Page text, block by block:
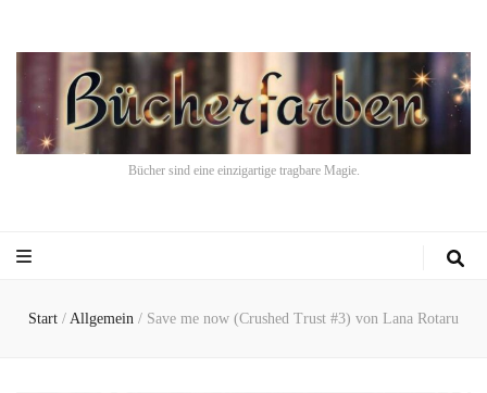
Bücher sind eine einzigartige tragbare Magie.
Start / Allgemein / Save me now (Crushed Trust #3) von Lana Rotaru